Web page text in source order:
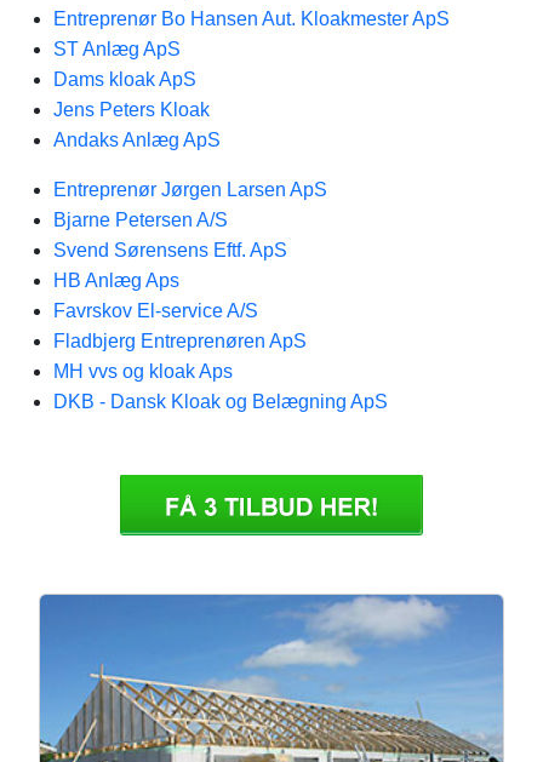
Entreprenør Bo Hansen Aut. Kloakmester ApS
ST Anlæg ApS
Dams kloak ApS
Jens Peters Kloak
Andaks Anlæg ApS
Entreprenør Jørgen Larsen ApS
Bjarne Petersen A/S
Svend Sørensens Eftf. ApS
HB Anlæg Aps
Favrskov El-service A/S
Fladbjerg Entreprenøren ApS
MH vvs og kloak Aps
DKB - Dansk Kloak og Belægning ApS